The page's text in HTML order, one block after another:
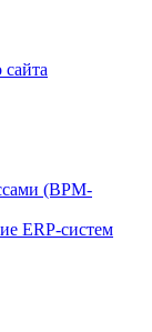
(BPM-
ERP-систем